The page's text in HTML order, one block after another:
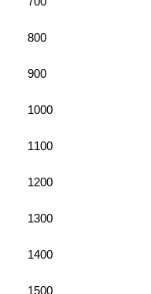
800
900
1000
1100
1200
1300
1400
1500